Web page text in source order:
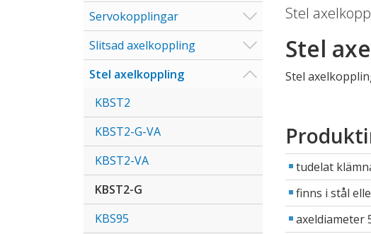
Servokopplingar
Visa/Göm undermeny
Slitsad axelkoppling
Visa/Göm undermeny
Stel axelkoppling
Visa/Göm undermeny
KBST2
KBST2-G-VA
KBST2-VA
KBST2-G
KBS95
Stel
Stel
Stel
tudelat
finns i stål
axeldiameter